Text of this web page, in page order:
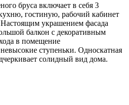
бруса включает в себя 3
гостиную, рабочий кабинет
Настоящим украшением фасада
балкон с декоративным
в помещение
ступеньки. Односкатная
солидный вид дома.